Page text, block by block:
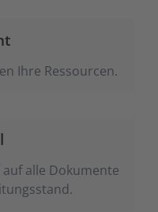
Ihre Ressourcen.
alle Dokumente